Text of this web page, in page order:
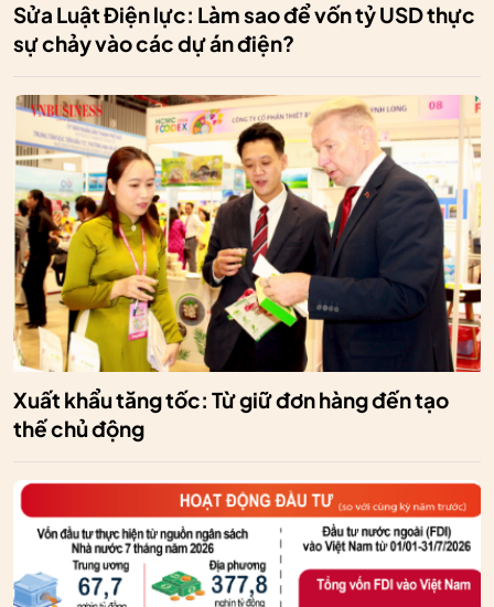
Sửa Luật Điện lực: Làm sao để vốn tỷ USD thực
sự chảy vào các dự án điện?
Xuất khẩu tăng tốc: Từ giữ đơn hàng đến tạo
thế chủ động